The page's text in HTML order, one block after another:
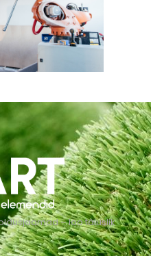
– loo täiuslik